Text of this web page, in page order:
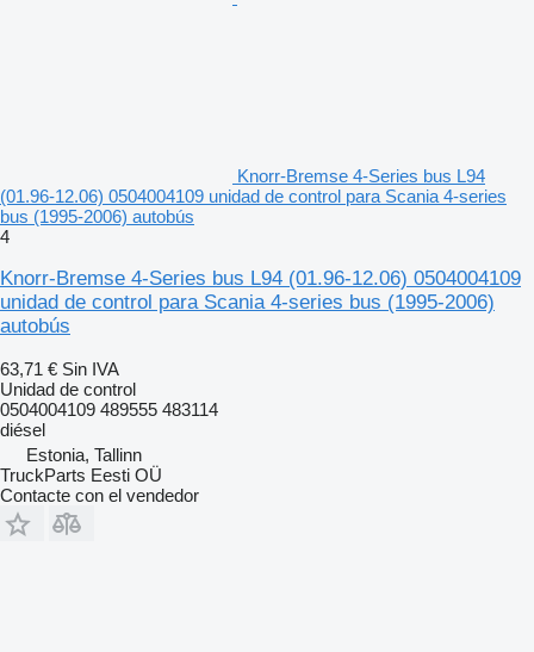
Knorr-Bremse 4-Series bus L94
(01.96-12.06) 0504004109 unidad de control para Scania 4-series
bus (1995-2006) autobús
4
Knorr-Bremse 4-Series bus L94 (01.96-12.06) 0504004109
unidad de control para Scania 4-series bus (1995-2006)
autobús
63,71 € Sin IVA
Unidad de control
0504004109 489555 483114
diésel
Estonia, Tallinn
TruckParts Eesti OÜ
Contacte con el vendedor